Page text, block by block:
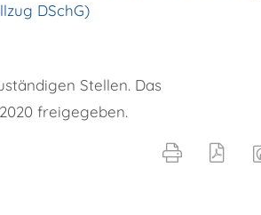
DSchG)
Stellen. Das
freigegeben.